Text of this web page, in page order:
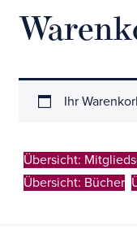
Ihr
Übersicht:
Übersicht: Bücher